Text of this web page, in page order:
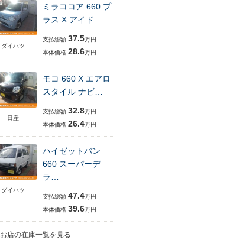
ダイハツ
ミラココア 660 プ
ラス X アイド…
支払総額 37.5万円
本体価格 28.6万円
日産
モコ 660 X エアロ
スタイル ナビ…
支払総額 32.8万円
本体価格 26.4万円
ダイハツ
ハイゼットバン
660 スーパーデ
ラ…
支払総額 47.4万円
本体価格 39.6万円
お店の在庫一覧を見る